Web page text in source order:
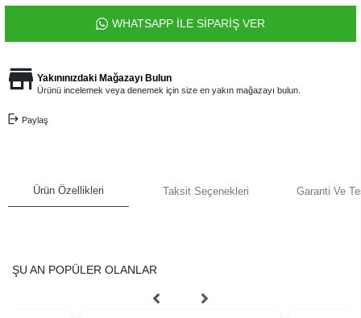
WHATSAPP İLE SİPARİŞ VER
Yakınınızdaki Mağazayı Bulun
Ürünü incelemek veya denemek için size en yakın mağazayı bulun.
Paylaş
Ürün Özellikleri Taksit Seçenekleri Garanti Ve
ŞU AN POPÜLER OLANLAR